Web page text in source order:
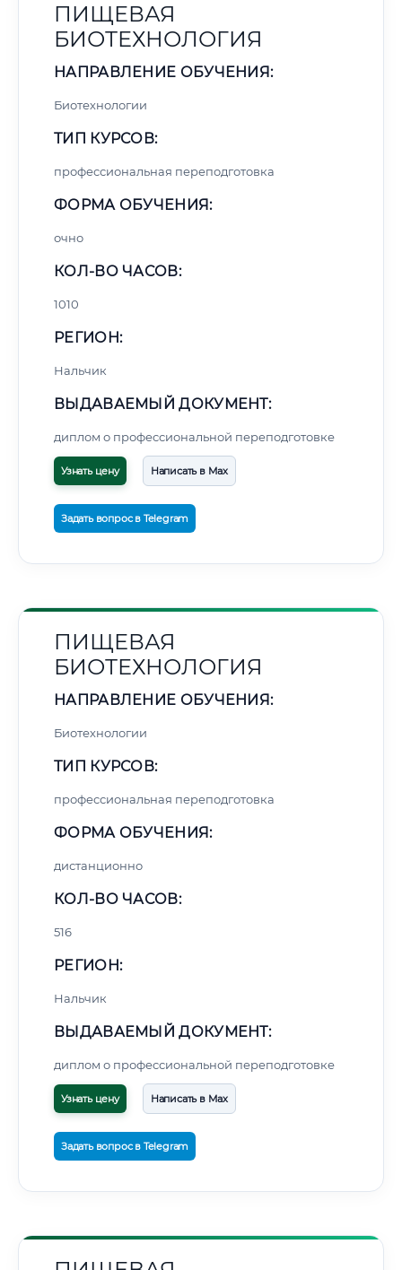
ПИЩЕВАЯ
БИОТЕХНОЛОГИЯ
НАПРАВЛЕНИЕ ОБУЧЕНИЯ:
Биотехнологии
ТИП КУРСОВ:
профессиональная переподготовка
ФОРМА ОБУЧЕНИЯ:
очно
КОЛ-ВО ЧАСОВ:
1010
РЕГИОН:
Нальчик
ВЫДАВАЕМЫЙ ДОКУМЕНТ:
диплом о профессиональной переподготовке
Узнать цену Написать в Max
Задать вопрос в Telegram
ПИЩЕВАЯ
БИОТЕХНОЛОГИЯ
НАПРАВЛЕНИЕ ОБУЧЕНИЯ:
Биотехнологии
ТИП КУРСОВ:
профессиональная переподготовка
ФОРМА ОБУЧЕНИЯ:
дистанционно
КОЛ-ВО ЧАСОВ:
516
РЕГИОН:
Нальчик
ВЫДАВАЕМЫЙ ДОКУМЕНТ:
диплом о профессиональной переподготовке
Узнать цену Написать в Max
Задать вопрос в Telegram